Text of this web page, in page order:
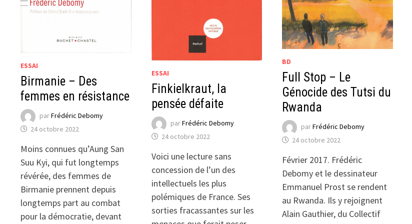
ESSAI
Birmanie – Des
femmes en résistance
parFrédéric Debomy
24 octobre 2022
Moins connues qu’Aung San
Suu Kyi, qui fut longtemps
révérée, des femmes de
Birmanie prennent depuis
longtemps part au combat
pour la démocratie, devant
ESSAI
Finkielkraut, la
pensée défaite
parFrédéric Debomy
24 octobre 2022
Voici une lecture sans
concession de l’un des
intellectuels les plus
polémiques de France. Ses
sorties fracassantes sur les
BD
Full Stop – Le
Génocide des Tutsi du
Rwanda
parFrédéric Debomy
24 octobre 2022
Février 2017. Frédéric
Debomy et le dessinateur
Emmanuel Prost se rendent
au Rwanda. Ils y rejoignent
Alain Gauthier, du Collectif